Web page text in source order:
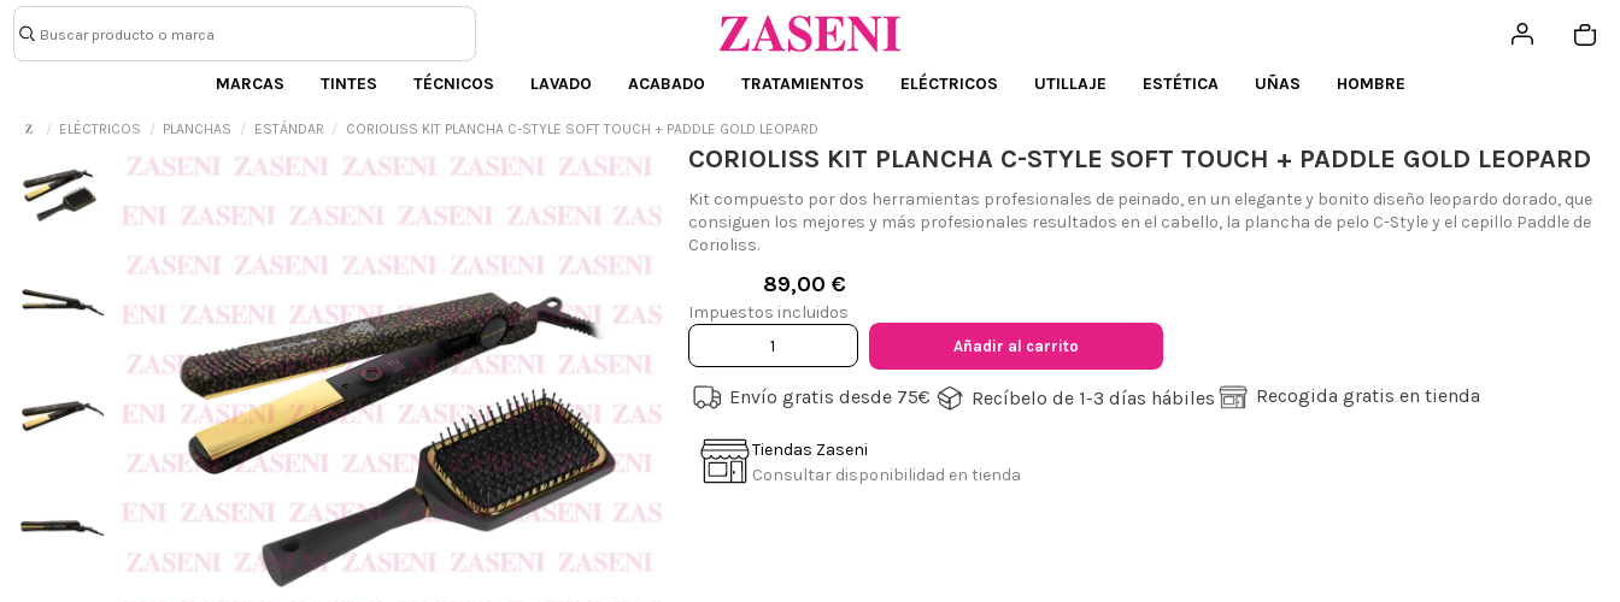
MARCAS TINTES TÉCNICOS LAVADO ACABADO TRATAMIENTOS ELÉCTRICOS UTILLAJE ESTÉTICA UÑAS HOMBRE
ELÉCTRICOS PLANCHAS ESTÁNDAR CORIOLISS KIT PLANCHA C-STYLE SOFT TOUCH + PADDLE GOLD LEOPARD
CORIOLISS KIT PLANCHA C-STYLE SOFT TOUCH + PADDLE GOLD LEOPARD
Kit compuesto por dos herramientas profesionales de peinado, en un elegante y bonito diseño leopardo dorado, que
consiguen los mejores y más profesionales resultados en el cabello, la plancha de pelo C-Style y el cepillo Paddle de
Corioliss.
89,00 €
Impuestos incluidos
Añadir al carrito
Envío gratis desde 75€ Recíbelo de 1-3 días hábiles Recogida gratis en tienda
Tiendas Zaseni
Consultar disponibilidad en tienda